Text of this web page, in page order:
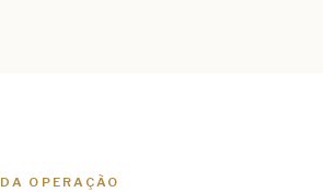
OPERAÇÃO